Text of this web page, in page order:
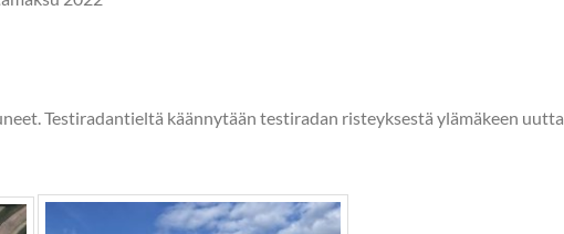
Testiradantieltä käännytään testiradan risteyksestä ylämäkeen uutta